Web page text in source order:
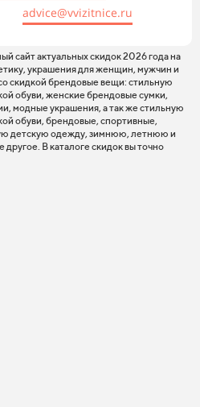
advice@vvizitnice.ru
сайт актуальных скидок 2026 года на
украшения для женщин, мужчин и
скидкой брендовые вещи: стильную
обуви, женские брендовые сумки,
модные украшения, а так же стильную
обуви, брендовые, спортивные,
детскую одежду, зимнюю, летнюю и
В каталоге скидок вы точно